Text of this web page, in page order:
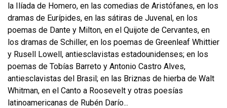
la Ilíada de Homero, en las comedias de Aristófanes, en los
dra­mas de Eurípides, en las sátiras de Juvenal, en los
poemas de Dante y Milton, en el Quijote de Cervantes, en
los dramas de Schiller, en los poemas de Greenleaf Whittier
y Rusell Lowell, antiesclavistas estadounidenses; en los
poemas de Tobías Barreto y Antonio Castro Alves,
antiesclavistas del Brasil; en las Briznas de hierba de Walt
Whitman, en el Canto a Roosevelt y otras poesías
latinoamericanas de Rubén Darío...